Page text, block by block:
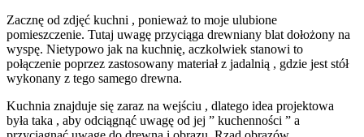
Zacznę od zdjęć kuchni , ponieważ to moje ulubione
pomieszczenie. Tutaj uwagę przyciąga drewniany blat dołożony na
wyspę. Nietypowo jak na kuchnię, aczkolwiek stanowi to
połączenie poprzez zastosowany materiał z jadalnią , gdzie jest stół
wykonany z tego samego drewna.
Kuchnia znajduje się zaraz na wejściu , dlatego idea projektowa
była taka , aby odciągnąć uwagę od jej ” kuchenności ” a